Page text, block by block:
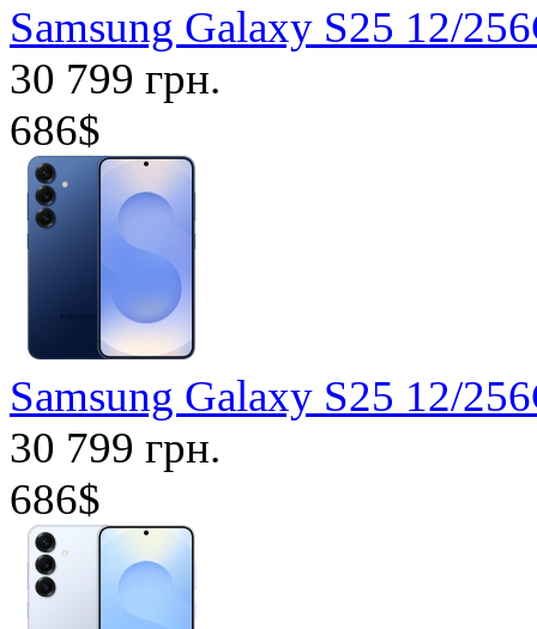
Samsung Galaxy S25 12/
30 799 грн.
686$
Samsung Galaxy S25 12/
30 799 грн.
686$